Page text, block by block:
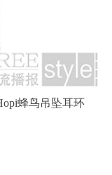
蜂鸟吊坠耳环